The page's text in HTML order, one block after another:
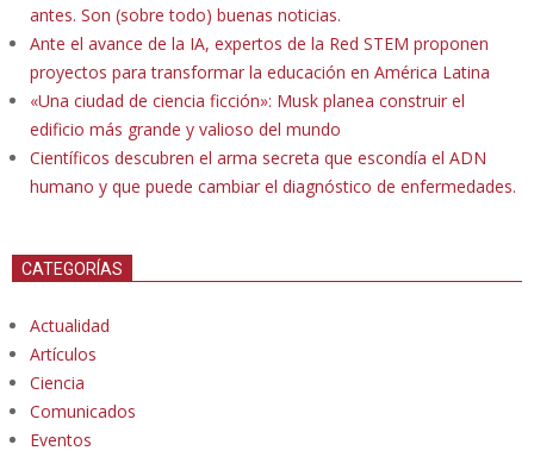
antes. Son (sobre todo) buenas noticias.
Ante el avance de la IA, expertos de la Red STEM proponen
proyectos para transformar la educación en América Latina
«Una ciudad de ciencia ficción»: Musk planea construir el
edificio más grande y valioso del mundo
Científicos descubren el arma secreta que escondía el ADN
humano y que puede cambiar el diagnóstico de enfermedades.
CATEGORÍAS
Actualidad
Artículos
Ciencia
Comunicados
Eventos